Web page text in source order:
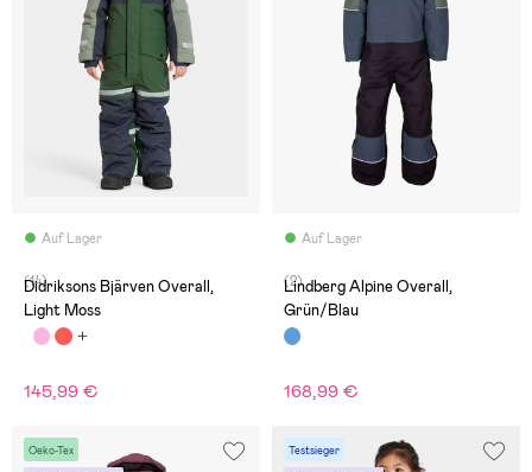
Auf Lager
(14)
Didriksons Bjärven Overall,
Light Moss
145,99 €
Auf Lager
(2)
Lindberg Alpine Overall,
Grün/Blau
168,99 €
Oeko-Tex Testsieger